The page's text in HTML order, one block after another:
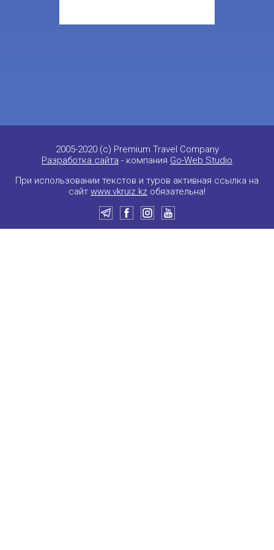
2005-2020 (c) Premium Travel Company
Разработка сайта - компания Go-Web Studio
При использовании текстов и туров активная ссылка на
сайт www.vkruiz.kz обязательна!